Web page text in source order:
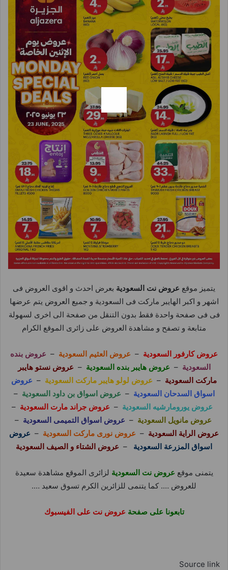
يتميز موقع عروض نت السعودية بعرض احدث و اقوى العروض فى
اشهر و اكبر الهايبر ماركت فى السعودية و جميع العروض يتم عرضها
فى فى صفحة واحدة فقط بدون التنقل من صفحة الى اخرى لسهولة
متابعة و تصفح و مشاهدة العروض على زائرى الموقع الكرام
عروض كارفور السعودية – عروض العثيم السعودية – عروض بنده
السعودية – عروض هايبر بنده السعودية – عروض نستو هايبر
ماركت السعودية – عروض لولو هايبر ماركت السعودية – عروض
اسواق السدحان السعودية – عروض اسواق بن داود السعودية –
عروض يورومارشيه السعودية – عروض جراند مارت السعودية –
عروض مانويل السعودية – عروض اسواق التميمى السعودية –
عروض الراية السعودية – عروض نورى ماركت السعودية – عروض
اسواق المزرعة السعودية
– عروض الشتاء و الصيف السعودية
يتمنى موقع عروض نت السعودية لزائرى الموقع مشاهدة سعيدة
للعروض …. كما يتنمى للزائرين الكرم تسوق سعيد ….
تابعونا على صفحة عروض نت على الفيسبوك
Source link